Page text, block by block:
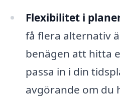
Flexibilitet i
få flera alternativ
benägen att hitta
passa in i din
avgörande om du